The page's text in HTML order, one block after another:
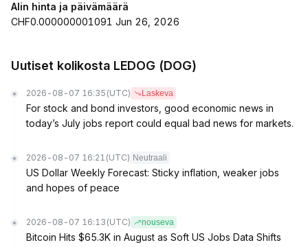
Alin hinta ja päivämäärä
CHF0.000000001091 Jun 26, 2026
Uutiset kolikosta LEDOG (DOG)
2026-08-07 16:35 (UTC) Laskeva
For stock and bond investors, good economic news in
today’s July jobs report could equal bad news for markets.
2026-08-07 16:21 (UTC) Neutraali
US Dollar Weekly Forecast: Sticky inflation, weaker jobs
and hopes of peace
2026-08-07 16:13 (UTC) nouseva
Bitcoin Hits $65.3K in August as Soft US Jobs Data Shifts